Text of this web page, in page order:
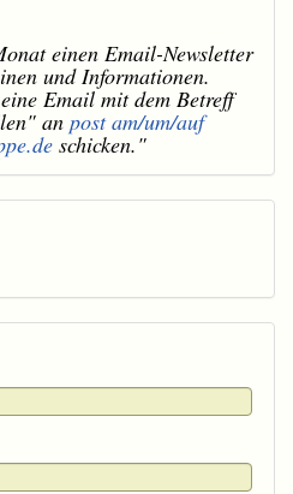
einen Email-Newsletter
und Informationen.
Email mit dem Betreff
an post am/um/auf
schicken."